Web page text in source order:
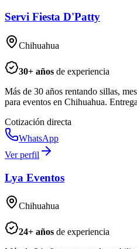
Servi Fiesta D'Patty
Chihuahua
30+ años de experiencia
Más de 30 años rentando sillas,
para eventos en Chihuahua.
Cotización directa
WhatsApp
Ver perfil
Lya Eventos
Chihuahua
24+ años de experiencia